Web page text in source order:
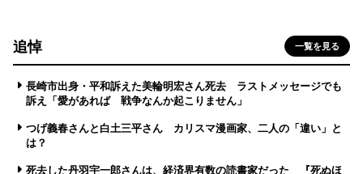
追悼 一覧を見る
長崎市出身・平和訴えた美輪明宏さん死去 ラストメッセージでも
訴え「愛があれば 戦争なんか起こりません」
つげ義春さんと白土三平さん カリスマ漫画家、二人の「違い」と
は？
死去した丹羽宇一郎さんは、経済界有数の読書家だった 『死ぬほ